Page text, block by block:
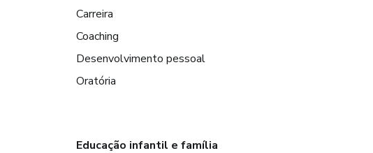
Carreira
Coaching
Desenvolvimento pessoal
Oratória
Educação infantil e família